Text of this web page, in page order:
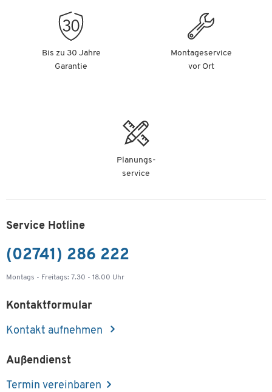
Bis zu 30 Jahre
Garantie
Montageservice
vor Ort
Planungs-
service
Service Hotline
(02741) 286 222
Montags - Freitags: 7.30 - 18.00 Uhr
Kontaktformular
Kontakt aufnehmen
Außendienst
Termin vereinbaren